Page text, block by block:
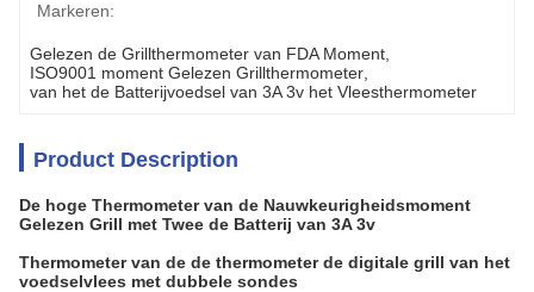
Markeren:
Gelezen de Grillthermometer van FDA Moment
ISO9001 moment Gelezen Grillthermometer
van het de Batterijvoedsel van 3A 3v het Vleesthermometer
Product Description
De hoge Thermometer van de Nauwkeurigheidsmoment
Gelezen Grill met Twee de Batterij van 3A 3v
Thermometer van de de thermometer de digitale grill van het
voedselvlees met dubbele sondes